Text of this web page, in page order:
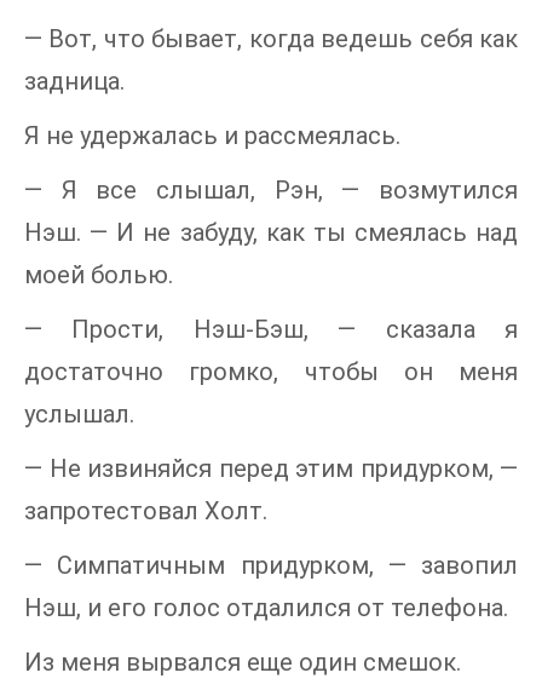
— Вот, что бывает, когда ведешь себя как
задница.
Я не удержалась и рассмеялась.
— Я все слышал, Рэн, — возмутился
Нэш. — И не забуду, как ты смеялась над
моей болью.
— Прости, Нэш-Бэш, — сказала я
достаточно громко, чтобы он меня
услышал.
— Не извиняйся перед этим придурком, —
запротестовал Холт.
— Симпатичным придурком, — завопил
Нэш, и его голос отдалился от телефона.
Из меня вырвался еще один смешок.